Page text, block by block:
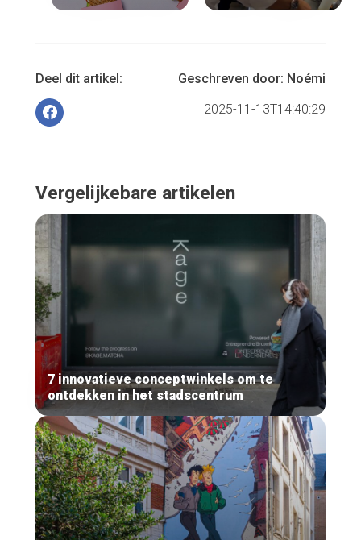
Deel dit artikel: Geschreven door: Noémi
2025-11-13T14:40:29
Vergelijkebare artikelen
7 innovatieve conceptwinkels om te
ontdekken in het stadscentrum